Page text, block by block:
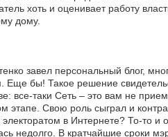
хоть и оценивает работу
дому.
завел персональный блог,
бы! Такое решение
все-таки Сеть – это вам не
этапе. Свою роль сыграл и
в Интернете? То-то и
недолго. В кратчайшие сроки